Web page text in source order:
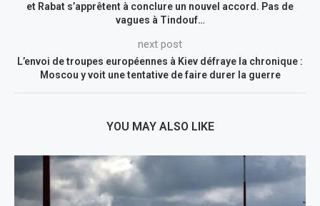
et Rabat s’apprêtent à conclure un nouvel accord. Pas de
vagues à Tindouf…
next post
L’envoi de troupes européennes à Kiev défraye la chronique :
Moscou y voit une tentative de faire durer la guerre
YOU MAY ALSO LIKE